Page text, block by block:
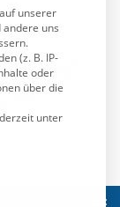
unserer
andere uns
(z. B. IP-
oder
über die
unter
die eine